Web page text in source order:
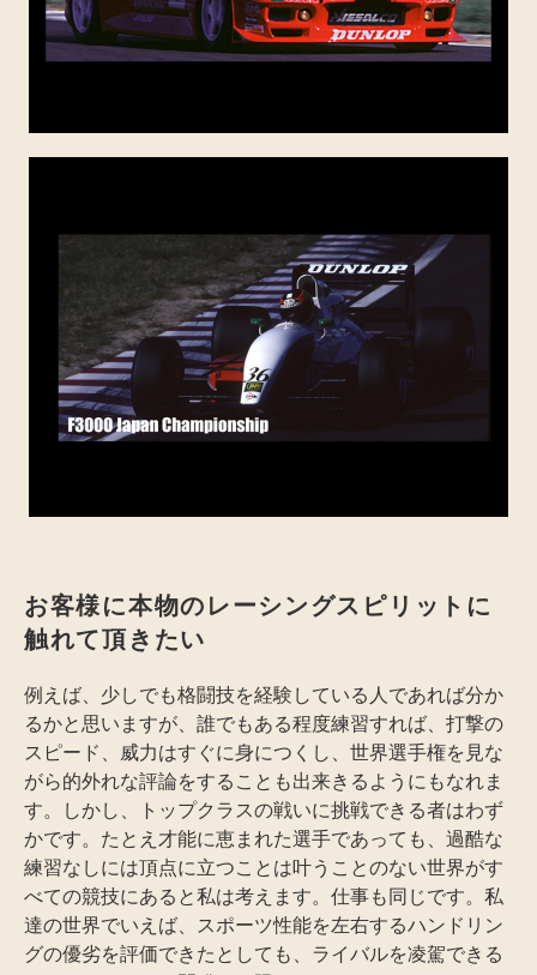
お客様に本物のレーシングスピリットに
触れて頂きたい
例えば、少しでも格闘技を経験している人であれば分か
るかと思いますが、誰でもある程度練習すれば、打撃の
スピード、威力はすぐに身につくし、世界選手権を見な
がら的外れな評論をすることも出来きるようにもなれま
す。しかし、トップクラスの戦いに挑戦できる者はわず
かです。たとえ才能に恵まれた選手であっても、過酷な
練習なしには頂点に立つことは叶うことのない世界がす
べての競技にあると私は考えます。仕事も同じです。私
達の世界でいえば、スポーツ性能を左右するハンドリン
グの優劣を評価できたとしても、ライバルを凌駕できる